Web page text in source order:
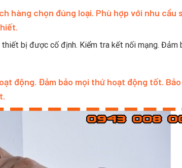
hàng chọn đúng loại. Phù hợp với nhu cầu
bị được cố định. Kiểm tra kết nối mạng. Đảm
động. Đảm bảo mọi thứ hoạt động tốt.